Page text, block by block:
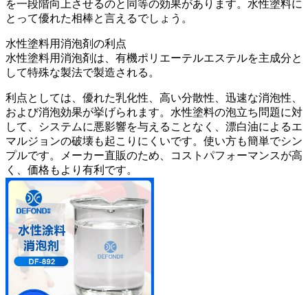
を一段階向上させるのと同等の効果があります。水性塗料に
とって優れた相棒と言えるでしょう。
水性塗料用消泡剤の利点
水性塗料用消泡剤は、有機ポリエーテルエステルを主成分と
して特殊な製法で製造される。
利点としては、優れた乳化性、高い分散性、迅速な消泡性、
および消泡効果が挙げられます。水性塗料の泡立ち問題に対
して、システムに悪影響を与えることなく、漂白油によるエ
マルジョンの破壊も起こりにくいです。使い方も簡単でシン
プルです。メーカー直販のため、コストパフォーマンスが高
く、価格もより有利です。